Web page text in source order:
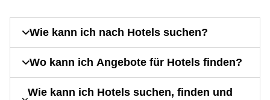
Wie kann ich nach Hotels suchen?
Wo kann ich Angebote für Hotels finden?
Wie kann ich Hotels suchen, finden und